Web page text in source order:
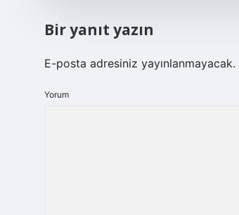
Bir yanıt yazın
E-posta adresiniz yayınlanmayacak.
Yorum